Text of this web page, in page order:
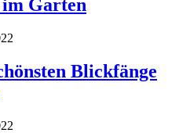
im Garten
Blickfänge